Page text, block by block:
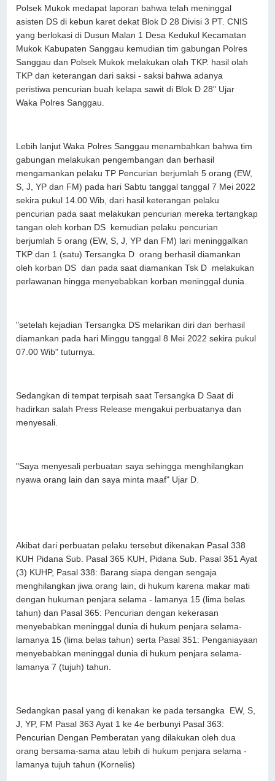
Polsek Mukok medapat laporan bahwa telah meninggal
asisten DS di kebun karet dekat Blok D 28 Divisi 3 PT. CNIS
yang berlokasi di Dusun Malan 1 Desa Kedukul Kecamatan
Mukok Kabupaten Sanggau kemudian tim gabungan Polres
Sanggau dan Polsek Mukok melakukan olah TKP. hasil olah
TKP dan keterangan dari saksi - saksi bahwa adanya
peristiwa pencurian buah kelapa sawit di Blok D 28" Ujar
Waka Polres Sanggau.
Lebih lanjut Waka Polres Sanggau menambahkan bahwa tim
gabungan melakukan pengembangan dan berhasil
mengamankan pelaku TP Pencurian berjumlah 5 orang (EW,
S, J, YP dan FM) pada hari Sabtu tanggal tanggal 7 Mei 2022
sekira pukul 14.00 Wib, dari hasil keterangan pelaku
pencurian pada saat melakukan pencurian mereka tertangkap
tangan oleh korban DS kemudian pelaku pencurian
berjumlah 5 orang (EW, S, J, YP dan FM) lari meninggalkan
TKP dan 1 (satu) Tersangka D orang berhasil diamankan
oleh korban DS dan pada saat diamankan Tsk D melakukan
perlawanan hingga menyebabkan korban meninggal dunia.
"setelah kejadian Tersangka DS melarikan diri dan berhasil
diamankan pada hari Minggu tanggal 8 Mei 2022 sekira pukul
07.00 Wib" tuturnya.
Sedangkan di tempat terpisah saat Tersangka D Saat di
hadirkan salah Press Release mengakui perbuatanya dan
menyesali.
"Saya menyesali perbuatan saya sehingga menghilangkan
nyawa orang lain dan saya minta maaf" Ujar D.
Akibat dari perbuatan pelaku tersebut dikenakan Pasal 338
KUH Pidana Sub. Pasal 365 KUH, Pidana Sub. Pasal 351 Ayat
(3) KUHP, Pasal 338: Barang siapa dengan sengaja
menghilangkan jiwa orang lain, di hukum karena makar mati
dengan hukuman penjara selama - lamanya 15 (lima belas
tahun) dan Pasal 365: Pencurian dengan kekerasan
menyebabkan meninggal dunia di hukum penjara selama-
lamanya 15 (lima belas tahun) serta Pasal 351: Penganiayaan
menyebabkan meninggal dunia di hukum penjara selama-
lamanya 7 (tujuh) tahun.
Sedangkan pasal yang di kenakan ke pada tersangka EW, S,
J, YP, FM Pasal 363 Ayat 1 ke 4e berbunyi Pasal 363:
Pencurian Dengan Pemberatan yang dilakukan oleh dua
orang bersama-sama atau lebih di hukum penjara selama -
lamanya tujuh tahun (Kornelis)